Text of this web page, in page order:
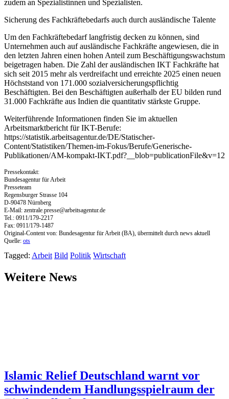
zudem an Spezialistinnen und Spezialisten.
Sicherung des Fachkräftebedarfs auch durch ausländische Talente
Um den Fachkräftebedarf langfristig decken zu können, sind
Unternehmen auch auf ausländische Fachkräfte angewiesen, die in
den letzten Jahren einen hohen Anteil zum Beschäftigungswachstum
beigetragen haben. Die Zahl der ausländischen IKT Fachkräfte hat
sich seit 2015 mehr als verdreifacht und erreichte 2025 einen neuen
Höchststand von 171.000 sozialversicherungspflichtig
Beschäftigten. Bei den Beschäftigten außerhalb der EU bilden rund
31.000 Fachkräfte aus Indien die quantitativ stärkste Gruppe.
Weiterführende Informationen finden Sie im aktuellen
Arbeitsmarktbericht für IKT-Berufe:
https://statistik.arbeitsagentur.de/DE/Statischer-
Content/Statistiken/Themen-im-Fokus/Berufe/Generische-
Publikationen/AM-kompakt-IKT.pdf?__blob=publicationFile&v=12
Pressekontakt:
Bundesagentur für Arbeit
Presseteam
Regensburger Strasse 104
D-90478 Nürnberg
E-Mail: zentrale.presse@arbeitsagentur.de
Tel.: 0911/179-2217
Fax: 0911/179-1487
Original-Content von: Bundesagentur für Arbeit (BA), übermittelt durch news aktuell
Quelle: ots
Tagged: Arbeit Bild Politik Wirtschaft
Weitere News
Islamic Relief Deutschland warnt vor
schwindendem Handlungsspielraum der